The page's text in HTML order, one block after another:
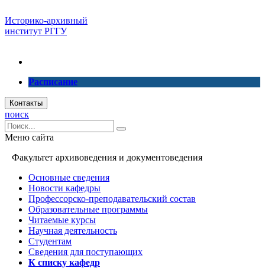
Историко-архивный
институт РГГУ
Расписание
Контакты
поиск
Меню сайта
Факультет архивоведения и документоведения
Основные сведения
Новости кафедры
Профессорско-преподавательский состав
Образовательные программы
Читаемые курсы
Научная деятельность
Студентам
Сведения для поступающих
К списку кафедр